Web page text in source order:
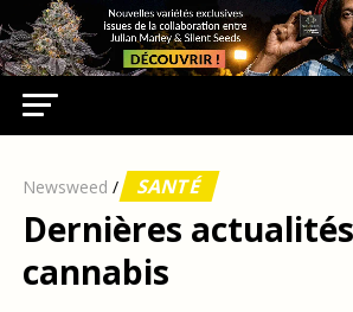
Newsweed / SANTÉ
Dernières
cannabis